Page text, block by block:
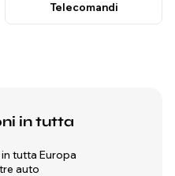
Telecomandi
in tutta
tutta Europa
auto